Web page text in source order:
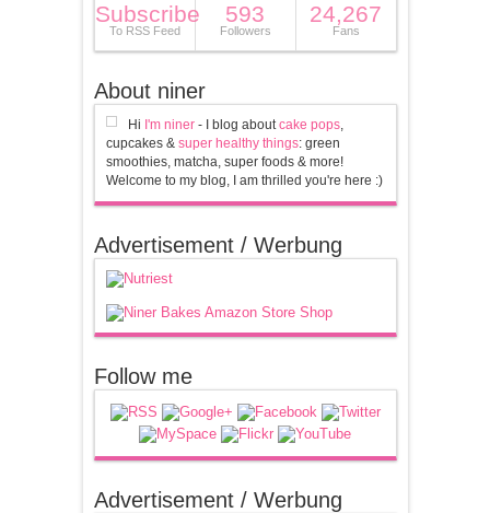
Subscribe
To RSS Feed
593
Followers
24,267
Fans
About niner
Hi I'm niner- I blog aboutcake pops,
cupcakes & super healthy things: green
smoothies, matcha, super foods & more!
Welcome to my blog, I am thrilled you're here :)
Advertisement / Werbung
Follow me
Advertisement / Werbung